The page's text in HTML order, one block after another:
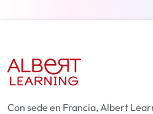
Con sede en Francia, Albert